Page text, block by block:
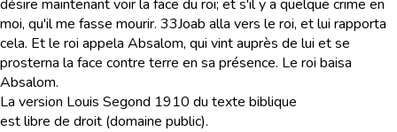
désire maintenant voir la face du roi; et s'il y a quelque crime en
moi, qu'il me fasse mourir. 33Joab alla vers le roi, et lui rapporta
cela. Et le roi appela Absalom, qui vint auprès de lui et se
prosterna la face contre terre en sa présence. Le roi baisa
Absalom.
La version Louis Segond 1910 du texte biblique
est libre de droit (domaine public).